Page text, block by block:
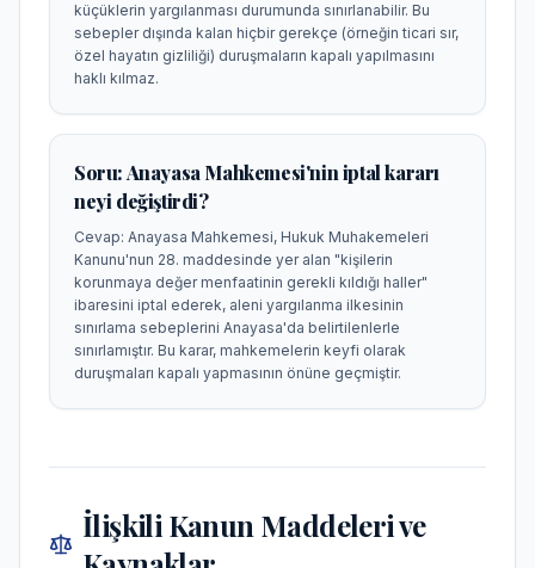
küçüklerin yargılanması durumunda sınırlanabilir. Bu
sebepler dışında kalan hiçbir gerekçe (örneğin ticari sır,
özel hayatın gizliliği) duruşmaların kapalı yapılmasını
haklı kılmaz.
Soru:Anayasa Mahkemesi'nin iptal kararı
neyi değiştirdi?
Cevap: Anayasa Mahkemesi, Hukuk Muhakemeleri
Kanunu'nun 28. maddesinde yer alan "kişilerin
korunmaya değer menfaatinin gerekli kıldığı haller"
ibaresini iptal ederek, aleni yargılanma ilkesinin
sınırlama sebeplerini Anayasa'da belirtilenlerle
sınırlamıştır. Bu karar, mahkemelerin keyfi olarak
duruşmaları kapalı yapmasının önüne geçmiştir.
İlişkili Kanun Maddeleri ve